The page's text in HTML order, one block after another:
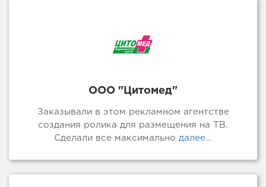
ООО "Цитомед"
Заказывали в этом рекламном агентстве
создания ролика для размещения на ТВ.
Сделали все максимально далее...